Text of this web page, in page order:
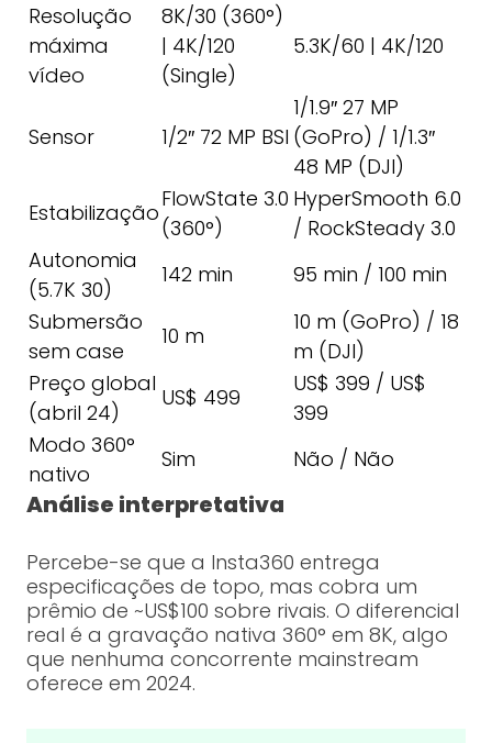
Resolução
máxima
vídeo
8K/30 (360°)
| 4K/120
(Single)
5.3K/60 | 4K/120
Sensor 1/2″ 72 MP BSI
1/1.9″ 27 MP
(GoPro) / 1/1.3″
48 MP (DJI)
Estabilização
FlowState 3.0
(360°)
HyperSmooth 6.0
/ RockSteady 3.0
Autonomia
(5.7K 30)
142 min
95 min / 100 min
Submersão
sem case
10 m
10 m (GoPro) / 18
m (DJI)
Preço global
(abril 24)
US$ 499
US$ 399 / US$
399
Modo 360°
nativo
Sim Não / Não
Análise interpretativa
Percebe-se que a Insta360 entrega
especificações de topo, mas cobra um
prêmio de ~US$100 sobre rivais. O diferencial
real é a gravação nativa 360° em 8K, algo
que nenhuma concorrente mainstream
oferece em 2024.